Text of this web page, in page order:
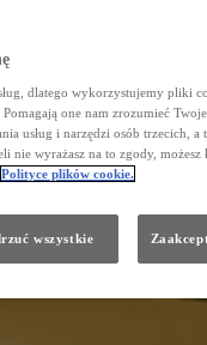
dlatego wykorzystujemy pliki
one nam zrozumieć
usług i narzędzi osób trzecich, a
nie wyrażasz na to zgody, możesz
Polityce plików cookie.
wszystkie